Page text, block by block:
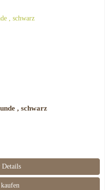
, schwarz
Details